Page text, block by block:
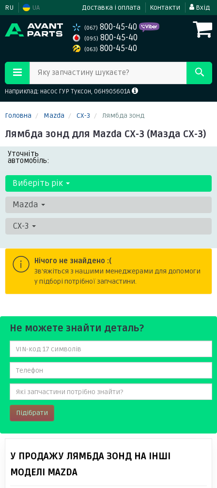
RU UA Доставка і оплата Контакти Вхід
(067) 800-45-40
(095) 800-45-40
(063) 800-45-40
Яку запчастину шукаєте?
Наприклад: насос ГУР Туксон, 06H905601A
Головна Mazda CX-3 Лямбда зонд
Лямбда зонд для Mazda CX-3 (Мазда СХ-3)
Уточніть
автомобіль:
Виберіть рік
Mazda
CX-3
Нічого не знайдено :(
Зв'яжіться з нашими менеджерами для допомоги
у підборі потрібної запчастини.
Не можете знайти деталь?
Підібрати
У ПРОДАЖУ ЛЯМБДА ЗОНД НА ІНШІ
МОДЕЛІ MAZDA